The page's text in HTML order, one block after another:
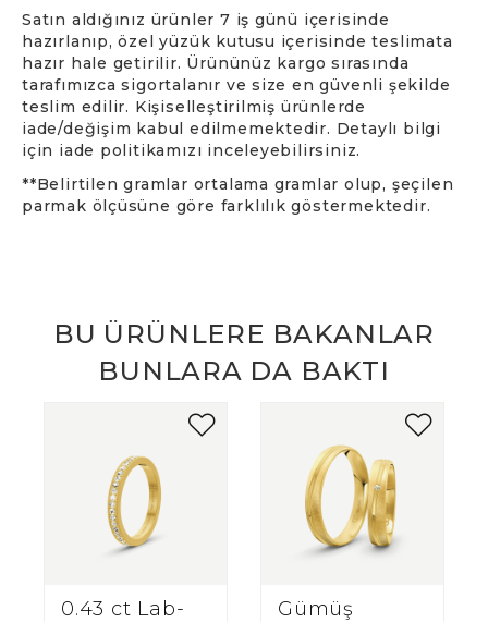
Satın aldığınız ürünler 7 iş günü içerisinde
hazırlanıp, özel yüzük kutusu içerisinde teslimata
hazır hale getirilir. Ürününüz kargo sırasında
tarafımızca sigortalanır ve size en güvenli şekilde
teslim edilir. Kişiselleştirilmiş ürünlerde
iade/değişim kabul edilmemektedir. Detaylı bilgi
için iade politikamızı inceleyebilirsiniz.
**Belirtilen gramlar ortalama gramlar olup, şeçilen
parmak ölçüsüne göre farklılık göstermektedir.
BU ÜRÜNLERE BAKANLAR
BUNLARA DA BAKTI
0.43 ct Lab-
Gümüş